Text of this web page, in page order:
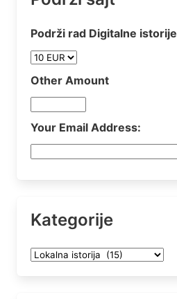
Podrži rad Digitalne istorije
Other Amount
Your Email Address:
Kategorije
Kategorije